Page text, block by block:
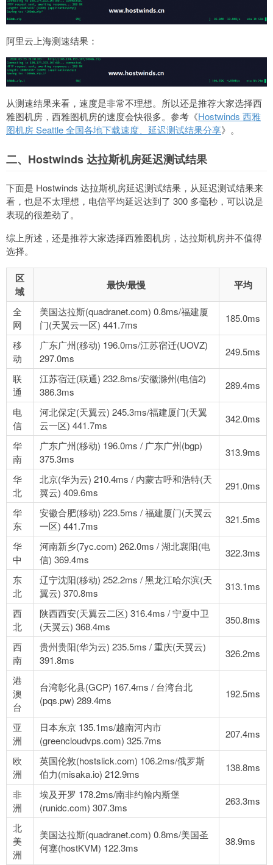
阿里云上海测速结果：
从测速结果来看，速度是非常不理想。所以还是推荐大家选择西
雅图机房，西雅图机房的速度会快很多。参考《Hostwinds 西雅
图机房 Seattle 全国各地下载速度、延迟测试结果分享》。
二、Hostwinds 达拉斯机房延迟测试结果
下面是 Hostwinds 达拉斯机房延迟测试结果，从延迟测试结果来
看，也是不太理想，电信平均延迟达到了 300 多毫秒，可以说是
表现的很差劲了。
综上所述，还是推荐大家选择西雅图机房，达拉斯机房并不值得
选择。
区
域
最快/最慢 平均
全
网
美国达拉斯(quadranet.com) 0.8ms/福建厦
门(天翼云一区) 441.7ms
185.0ms
移
动
广东广州(移动) 196.0ms/江苏宿迁(UOVZ)
297.0ms
249.5ms
联
通
江苏宿迁(联通) 232.8ms/安徽滁州(电信2)
386.3ms
289.4ms
电
信
河北保定(天翼云) 245.3ms/福建厦门(天翼
云一区) 441.7ms
342.0ms
华
南
广东广州(移动) 196.0ms / 广东广州(bgp)
375.3ms
313.9ms
华
北
北京(华为云) 210.4ms / 内蒙古呼和浩特(天
翼云) 409.6ms
291.0ms
华
东
安徽合肥(移动) 223.5ms / 福建厦门(天翼云
一区) 441.7ms
321.5ms
华
中
河南新乡(7yc.com) 262.0ms / 湖北襄阳(电
信) 369.4ms
322.3ms
东
北
辽宁沈阳(移动) 252.2ms / 黑龙江哈尔滨(天
翼云) 370.8ms
313.1ms
西
北
陕西西安(天翼云二区) 316.4ms / 宁夏中卫
(天翼云) 368.4ms
350.8ms
西
南
贵州贵阳(华为云) 235.5ms / 重庆(天翼云)
391.8ms
326.2ms
港
澳
台
台湾彰化县(GCP) 167.4ms / 台湾台北
(pqs.pw) 289.4ms
192.5ms
亚
洲
日本东京 135.1ms/越南河内市
(greencloudvps.com) 325.7ms
207.4ms
欧
洲
英国伦敦(hostslick.com) 106.2ms/俄罗斯
伯力(misaka.io) 212.9ms
138.8ms
非
洲
埃及开罗 178.2ms/南非约翰内斯堡
(runidc.com) 307.3ms
263.3ms
北
美
洲
美国达拉斯(quadranet.com) 0.8ms/美国圣
何塞(hostKVM) 122.3ms
38.9ms